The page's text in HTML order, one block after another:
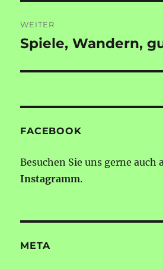
WEITER
Nächster
Spiele, Wandern,
FACEBOOK
Besuchen Sie uns gerne auch
Instagramm.
META